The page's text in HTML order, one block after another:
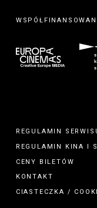
REGULAMIN
REGULAMIN KINA I
CENY BILETÓW
KONTAKT
CIASTECZKA /